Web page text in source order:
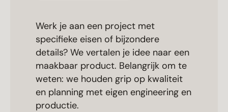
Werk je aan een project met
specifieke eisen of bijzondere
details? We vertalen je idee naar een
maakbaar product. Belangrijk om te
weten: we houden grip op kwaliteit
en planning met eigen engineering en
productie.